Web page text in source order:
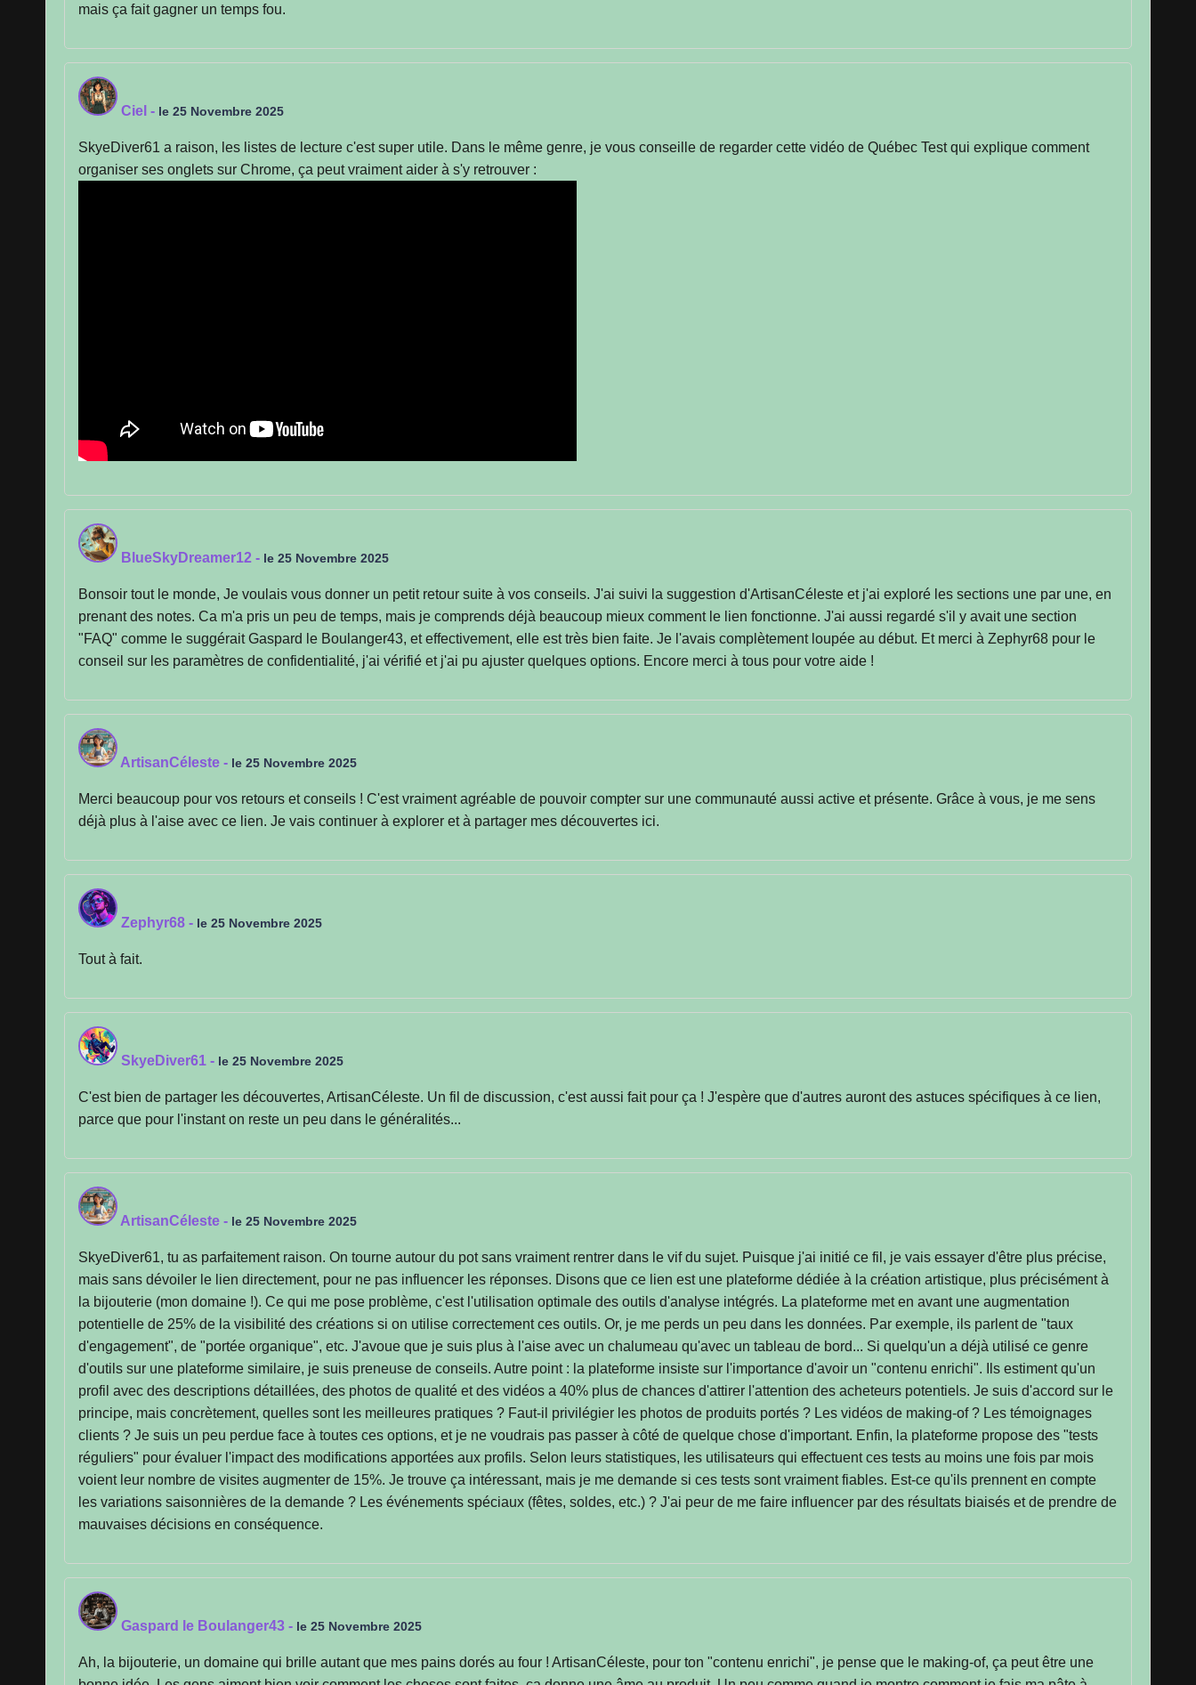
mais ça fait gagner un temps fou.
Ciel - le 25 Novembre 2025
SkyeDiver61 a raison, les listes de lecture c'est super utile. Dans le même genre, je vous conseille de regarder cette vidéo de Québec Test qui explique comment
organiser ses onglets sur Chrome, ça peut vraiment aider à s'y retrouver :
BlueSkyDreamer12 - le 25 Novembre 2025
Bonsoir tout le monde, Je voulais vous donner un petit retour suite à vos conseils. J'ai suivi la suggestion d'ArtisanCéleste et j'ai exploré les sections une par une, en
prenant des notes. Ca m'a pris un peu de temps, mais je comprends déjà beaucoup mieux comment le lien fonctionne. J'ai aussi regardé s'il y avait une section
"FAQ" comme le suggérait Gaspard le Boulanger43, et effectivement, elle est très bien faite. Je l'avais complètement loupée au début. Et merci à Zephyr68 pour le
conseil sur les paramètres de confidentialité, j'ai vérifié et j'ai pu ajuster quelques options. Encore merci à tous pour votre aide !
ArtisanCéleste - le 25 Novembre 2025
Merci beaucoup pour vos retours et conseils ! C'est vraiment agréable de pouvoir compter sur une communauté aussi active et présente. Grâce à vous, je me sens
déjà plus à l'aise avec ce lien. Je vais continuer à explorer et à partager mes découvertes ici.
Zephyr68 - le 25 Novembre 2025
Tout à fait.
SkyeDiver61 - le 25 Novembre 2025
C'est bien de partager les découvertes, ArtisanCéleste. Un fil de discussion, c'est aussi fait pour ça ! J'espère que d'autres auront des astuces spécifiques à ce lien,
parce que pour l'instant on reste un peu dans le généralités...
ArtisanCéleste - le 25 Novembre 2025
SkyeDiver61, tu as parfaitement raison. On tourne autour du pot sans vraiment rentrer dans le vif du sujet. Puisque j'ai initié ce fil, je vais essayer d'être plus précise,
mais sans dévoiler le lien directement, pour ne pas influencer les réponses. Disons que ce lien est une plateforme dédiée à la création artistique, plus précisément à
la bijouterie (mon domaine !). Ce qui me pose problème, c'est l'utilisation optimale des outils d'analyse intégrés. La plateforme met en avant une augmentation
potentielle de 25% de la visibilité des créations si on utilise correctement ces outils. Or, je me perds un peu dans les données. Par exemple, ils parlent de "taux
d'engagement", de "portée organique", etc. J'avoue que je suis plus à l'aise avec un chalumeau qu'avec un tableau de bord... Si quelqu'un a déjà utilisé ce genre
d'outils sur une plateforme similaire, je suis preneuse de conseils. Autre point : la plateforme insiste sur l'importance d'avoir un "contenu enrichi". Ils estiment qu'un
profil avec des descriptions détaillées, des photos de qualité et des vidéos a 40% plus de chances d'attirer l'attention des acheteurs potentiels. Je suis d'accord sur le
principe, mais concrètement, quelles sont les meilleures pratiques ? Faut-il privilégier les photos de produits portés ? Les vidéos de making-of ? Les témoignages
clients ? Je suis un peu perdue face à toutes ces options, et je ne voudrais pas passer à côté de quelque chose d'important. Enfin, la plateforme propose des "tests
réguliers" pour évaluer l'impact des modifications apportées aux profils. Selon leurs statistiques, les utilisateurs qui effectuent ces tests au moins une fois par mois
voient leur nombre de visites augmenter de 15%. Je trouve ça intéressant, mais je me demande si ces tests sont vraiment fiables. Est-ce qu'ils prennent en compte
les variations saisonnières de la demande ? Les événements spéciaux (fêtes, soldes, etc.) ? J'ai peur de me faire influencer par des résultats biaisés et de prendre de
mauvaises décisions en conséquence.
Gaspard le Boulanger43 - le 25 Novembre 2025
Ah, la bijouterie, un domaine qui brille autant que mes pains dorés au four ! ArtisanCéleste, pour ton "contenu enrichi", je pense que le making-of, ça peut être une